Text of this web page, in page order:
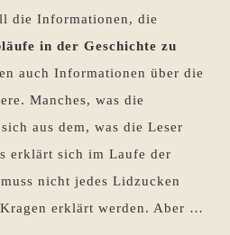
die Informationen, die
in der Geschichte zu
auch Informationen über die
Manches, was die
aus dem, was die Leser
erklärt sich im Laufe der
nicht jedes Lidzucken
erklärt werden. Aber …